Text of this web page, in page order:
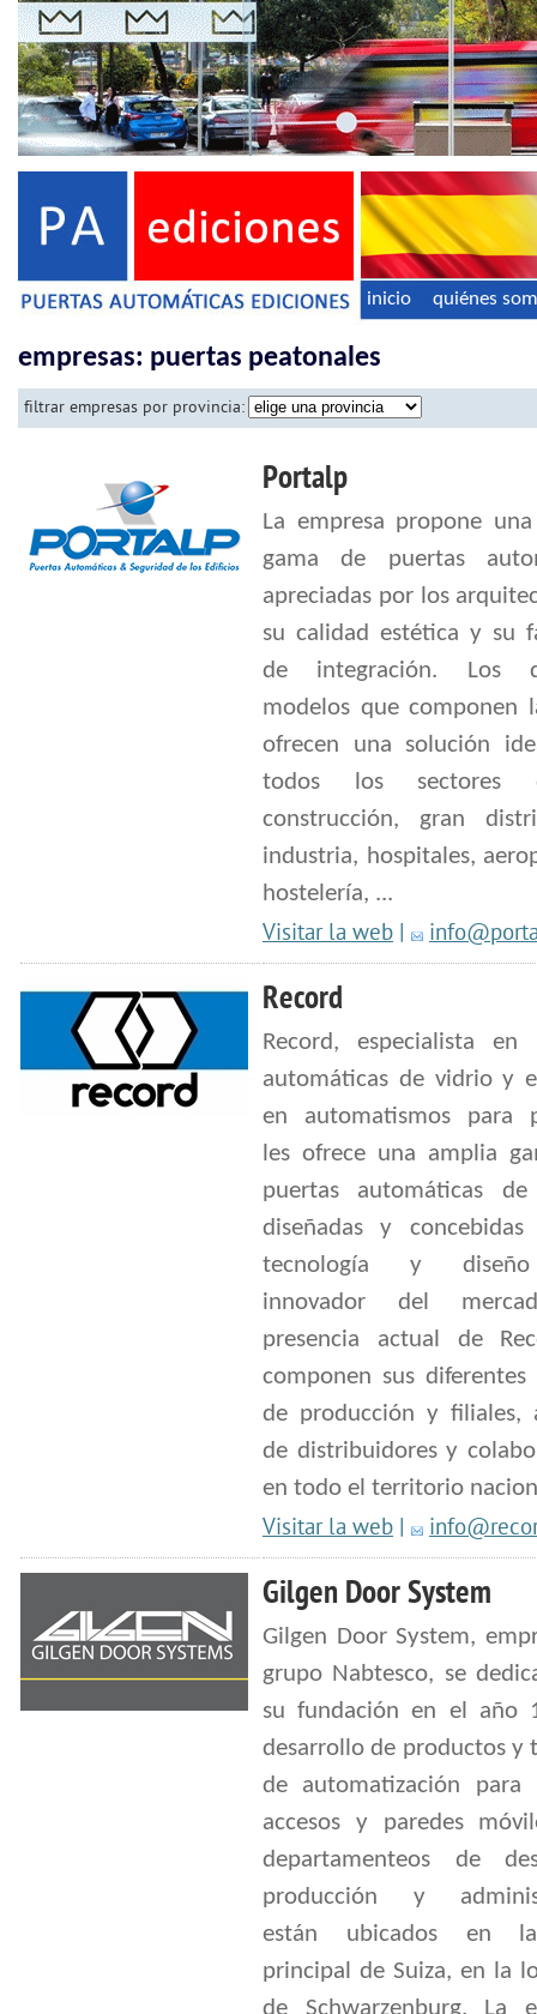
inicio quiénes
empresas: puertas peatonales
filtrar empresas por provincia:
Portalp
La empresa propone
gama de puertas
apreciadas por los
su calidad estética y su
de integración. Los
modelos que componen
ofrecen una solución
todos los sectores
construcción, gran
industria, hospitales,
hostelería, ...
Visitar la web |
Record
Record, especialista en
automáticas de vidrio y
en automatismos para
les ofrece una amplia
puertas automáticas de
diseñadas y
tecnología y
innovador del
presencia actual de
componen sus diferentes
de producción y filiales,
de distribuidores y
en todo el territorio
Visitar la web |
Gilgen Door System
Gilgen Door System,
grupo Nabtesco, se
su fundación en el año
desarrollo de productos y
de automatización para
accesos y paredes
departamenteos de
producción y
están ubicados en
principal de Suiza, en la
de Schwarzenburg. La